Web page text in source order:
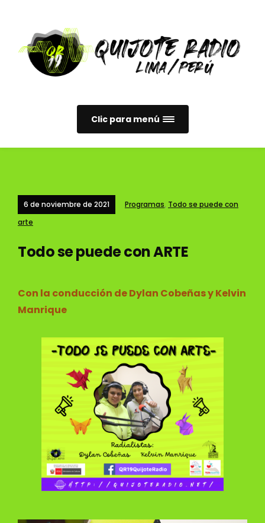
Clic para menú
6 de noviembre de 2021 Programas, Todo se puede con
arte
Todo se puede con ARTE
Con la conducción de Dylan Cobeñas y Kelvin
Manrique